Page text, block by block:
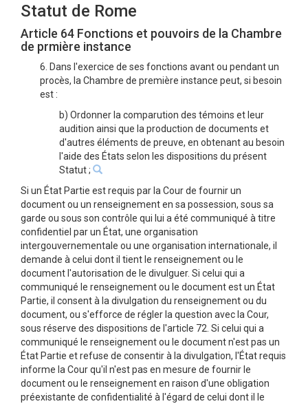
Statut de Rome
Article 64 Fonctions et pouvoirs de la Chambre
de prmière instance
6. Dans l'exercice de ses fonctions avant ou pendant un
procès, la Chambre de première instance peut, si besoin
est :
b) Ordonner la comparution des témoins et leur
audition ainsi que la production de documents et
d'autres éléments de preuve, en obtenant au besoin
l'aide des États selon les dispositions du présent
Statut ;
Si un État Partie est requis par la Cour de fournir un
document ou un renseignement en sa possession, sous sa
garde ou sous son contrôle qui lui a été communiqué à titre
confidentiel par un État, une organisation
intergouvernementale ou une organisation internationale, il
demande à celui dont il tient le renseignement ou le
document l'autorisation de le divulguer. Si celui qui a
communiqué le renseignement ou le document est un État
Partie, il consent à la divulgation du renseignement ou du
document, ou s'efforce de régler la question avec la Cour,
sous réserve des dispositions de l'article 72. Si celui qui a
communiqué le renseignement ou le document n'est pas un
État Partie et refuse de consentir à la divulgation, l'État requis
informe la Cour qu'il n'est pas en mesure de fournir le
document ou le renseignement en raison d'une obligation
préexistante de confidentialité à l'égard de celui dont il le